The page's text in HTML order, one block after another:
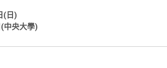
(日)
中央大學)